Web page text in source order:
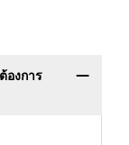
องการ